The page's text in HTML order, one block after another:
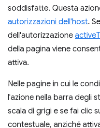
soddisfatte. Questa
autorizzazioni dell'host.
dell'autorizzazione
della pagina viene
attiva.
Nelle pagine in cui le
l'azione nella barra degli
scala di grigi e se fai clic
contestuale, anziché